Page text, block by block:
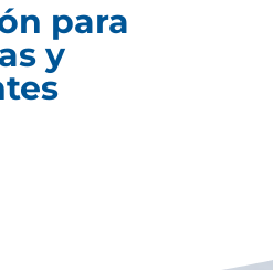
para
y